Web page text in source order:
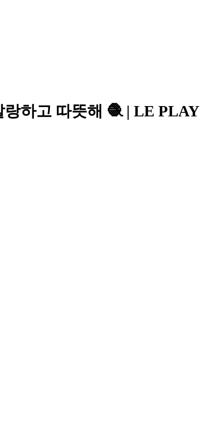
하고 따뜻해 🧶 | LE PLAY